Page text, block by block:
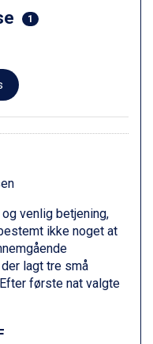
1
venlig betjening,
ikke noget at
lagt tre små
første nat valgte